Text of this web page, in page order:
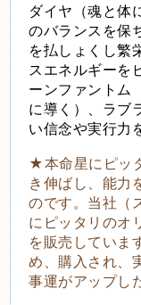
ダイヤ（魂と体
のバランスを保
を払しょくし繁
スエネルギーを
ーンファントム
に導く）、ラブ
い信念や実行力
★本命星にピッ
き伸ばし、能力
のです。当社（
にピッタリのオ
を販売していま
め、購入され、
事運がアップし